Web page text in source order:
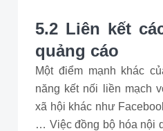
5.2 Liên kết
quảng cáo
Một điểm mạnh khác
năng kết nối liền mạch
xã hội khác như
… Việc đồng bộ hóa nội